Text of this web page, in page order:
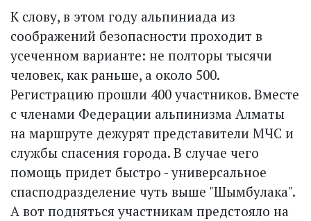
К слову, в этом году альпиниада из
соображений безопасности проходит в
усеченном варианте: не полторы тысячи
человек, как раньше, а около 500.
Регистрацию прошли 400 участников. Вместе
с членами Федерации альпинизма Алматы
на маршруте дежурят представители МЧС и
службы спасения города. В случае чего
помощь придет быстро - универсальное
спасподразделение чуть выше "Шымбулака".
А вот подняться участникам предстояло на